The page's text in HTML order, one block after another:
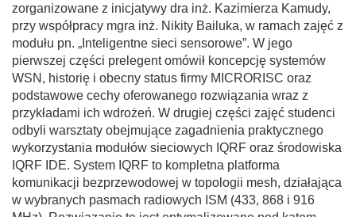
zorganizowane z inicjatywy dra inż. Kazimierza Kamudy,
przy współpracy mgra inż. Nikity Bailuka, w ramach zajęć z
modułu pn. „Inteligentne sieci sensorowe”. W jego
pierwszej części prelegent omówił koncepcję systemów
WSN, historię i obecny status firmy MICRORISC oraz
podstawowe cechy oferowanego rozwiązania wraz z
przykładami ich wdrożeń. W drugiej części zajęć studenci
odbyli warsztaty obejmujące zagadnienia praktycznego
wykorzystania modułów sieciowych IQRF oraz środowiska
IQRF IDE. System IQRF to kompletna platforma
komunikacji bezprzewodowej w topologii mesh, działająca
w wybranych pasmach radiowych ISM (433, 868 i 916